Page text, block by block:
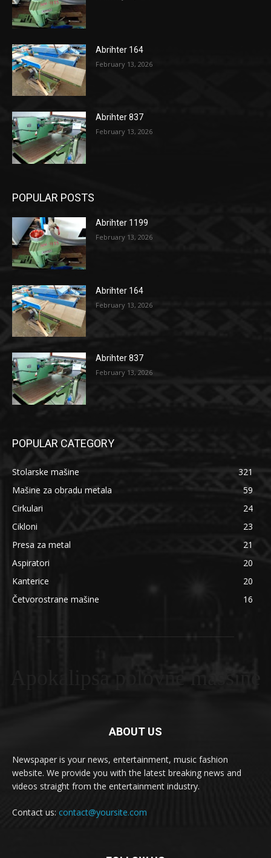
Abrihter 164
February 13, 2026
Abrihter 837
February 13, 2026
POPULAR POSTS
Abrihter 1199
February 13, 2026
Abrihter 164
February 13, 2026
Abrihter 837
February 13, 2026
POPULAR CATEGORY
Stolarske mašine
321
Mašine za obradu metala
59
Cirkulari
24
Cikloni
23
Presa za metal
21
Aspiratori
20
Kanterice
20
Četvorostrane mašine
16
Apokalipsa polovne masšine
ABOUT US
Newspaper is your news, entertainment, music fashion
website. We provide you with the latest breaking news and
videos straight from the entertainment industry.
Contact us: contact@yoursite.com